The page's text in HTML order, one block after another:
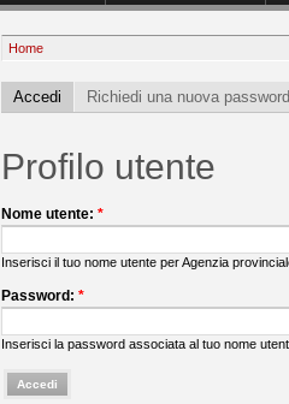
Home
Accedi Richiedi una nuova
Profilo utente
Nome utente:*
Inserisci il tuo nome utente per Agenzia
Password:*
Inserisci la password associata al tuo nome